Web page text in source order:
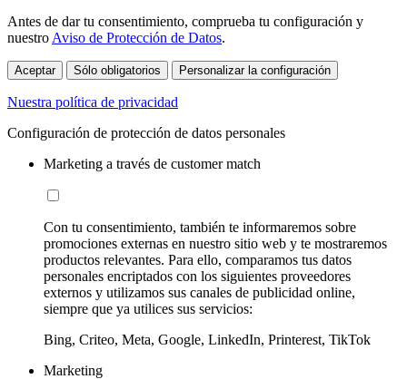
Antes de dar tu consentimiento, comprueba tu configuración y
nuestro Aviso de Protección de Datos.
Aceptar Sólo obligatorios Personalizar la configuración
Nuestra política de privacidad
Configuración de protección de datos personales
Marketing a través de customer match
Con tu consentimiento, también te informaremos sobre
promociones externas en nuestro sitio web y te mostraremos
productos relevantes. Para ello, comparamos tus datos
personales encriptados con los siguientes proveedores
externos y utilizamos sus canales de publicidad online,
siempre que ya utilices sus servicios:
Bing, Criteo, Meta, Google, LinkedIn, Printerest, TikTok
Marketing